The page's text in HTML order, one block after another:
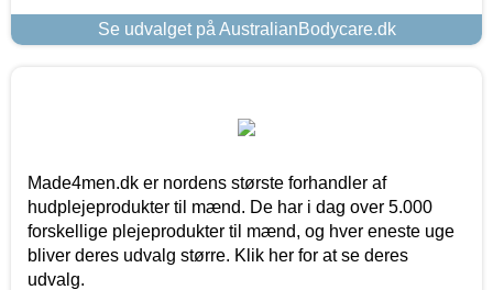
Se udvalget på AustralianBodycare.dk
Made4men.dk er nordens største forhandler af
hudplejeprodukter til mænd. De har i dag over 5.000
forskellige plejeprodukter til mænd, og hver eneste uge
bliver deres udvalg større. Klik her for at se deres
udvalg.